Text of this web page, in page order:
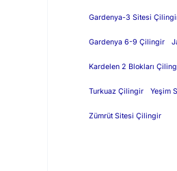
Gardenya-3 Sitesi
Gardenya 6-9 Çilingir
Kardelen 2 Blokları
Turkuaz Çilingir Yeşim
Zümrüt Sitesi Çilingir